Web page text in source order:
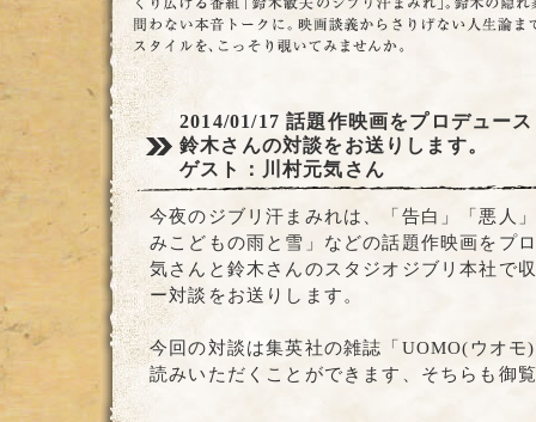
2014/01/17話題作映画をプロデュー
鈴木さんの対談をお送りします。
ゲスト：川村元気さん
今夜のジブリ汗まみれは、「告白」「悪人
みこどもの雨と雪」などの話題作映画をプ
気さんと鈴木さんのスタジオジブリ本社で
ー対談をお送りします。
今回の対談は集英社の雑誌「UOMO(ウオ
読みいただくことができます、そちらも御